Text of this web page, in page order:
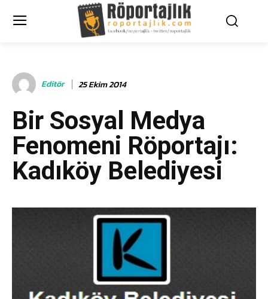
Editör 25 Ekim 2014
Bir Sosyal Medya
Fenomeni Röportajı:
Kadıköy Belediyesi